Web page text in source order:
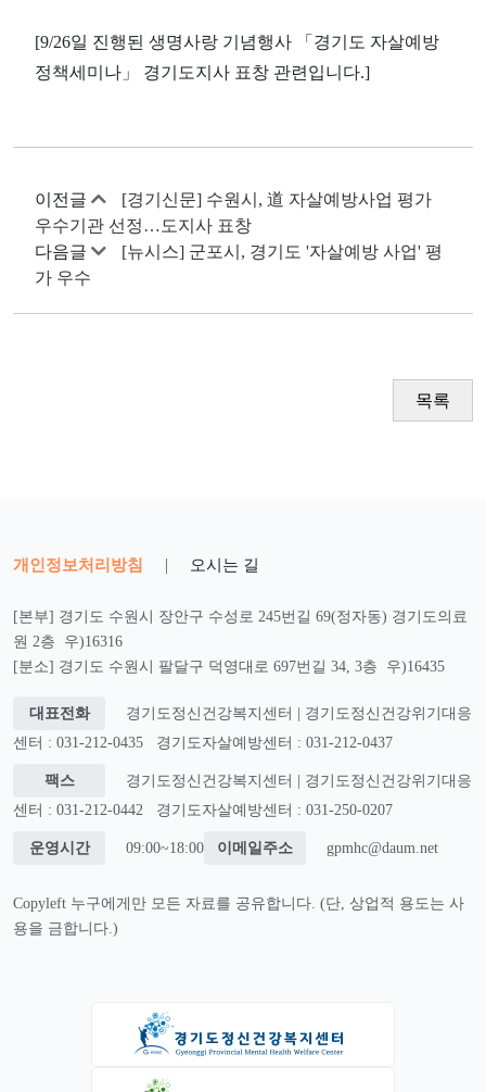
[9/26일 진행된 생명사랑 기념행사 「경기도 자살예방
정책세미나」 경기도지사 표창 관련입니다.]
이전글
[경기신문] 수원시, 道 자살예방사업 평가
우수기관 선정…도지사 표창
다음글
[뉴시스] 군포시, 경기도 '자살예방 사업' 평
가 우수
목록
개인정보처리방침 | 오시는 길
[본부] 경기도 수원시 장안구 수성로 245번길 69(정자동) 경기도의료
원 2층 우)16316
[분소] 경기도 수원시 팔달구 덕영대로 697번길 34, 3층 우)16435
대표전화
경기도정신건강복지센터 | 경기도정신건강위기대응
센터 : 031-212-0435
경기도자살예방센터 : 031-212-0437
팩스
경기도정신건강복지센터 | 경기도정신건강위기대응
센터 : 031-212-0442
경기도자살예방센터 : 031-250-0207
운영시간 09:00~18:00 이메일주소 gpmhc@daum.net
Copyleft 누구에게만 모든 자료를 공유합니다. (단, 상업적 용도는 사
용을 금합니다.)